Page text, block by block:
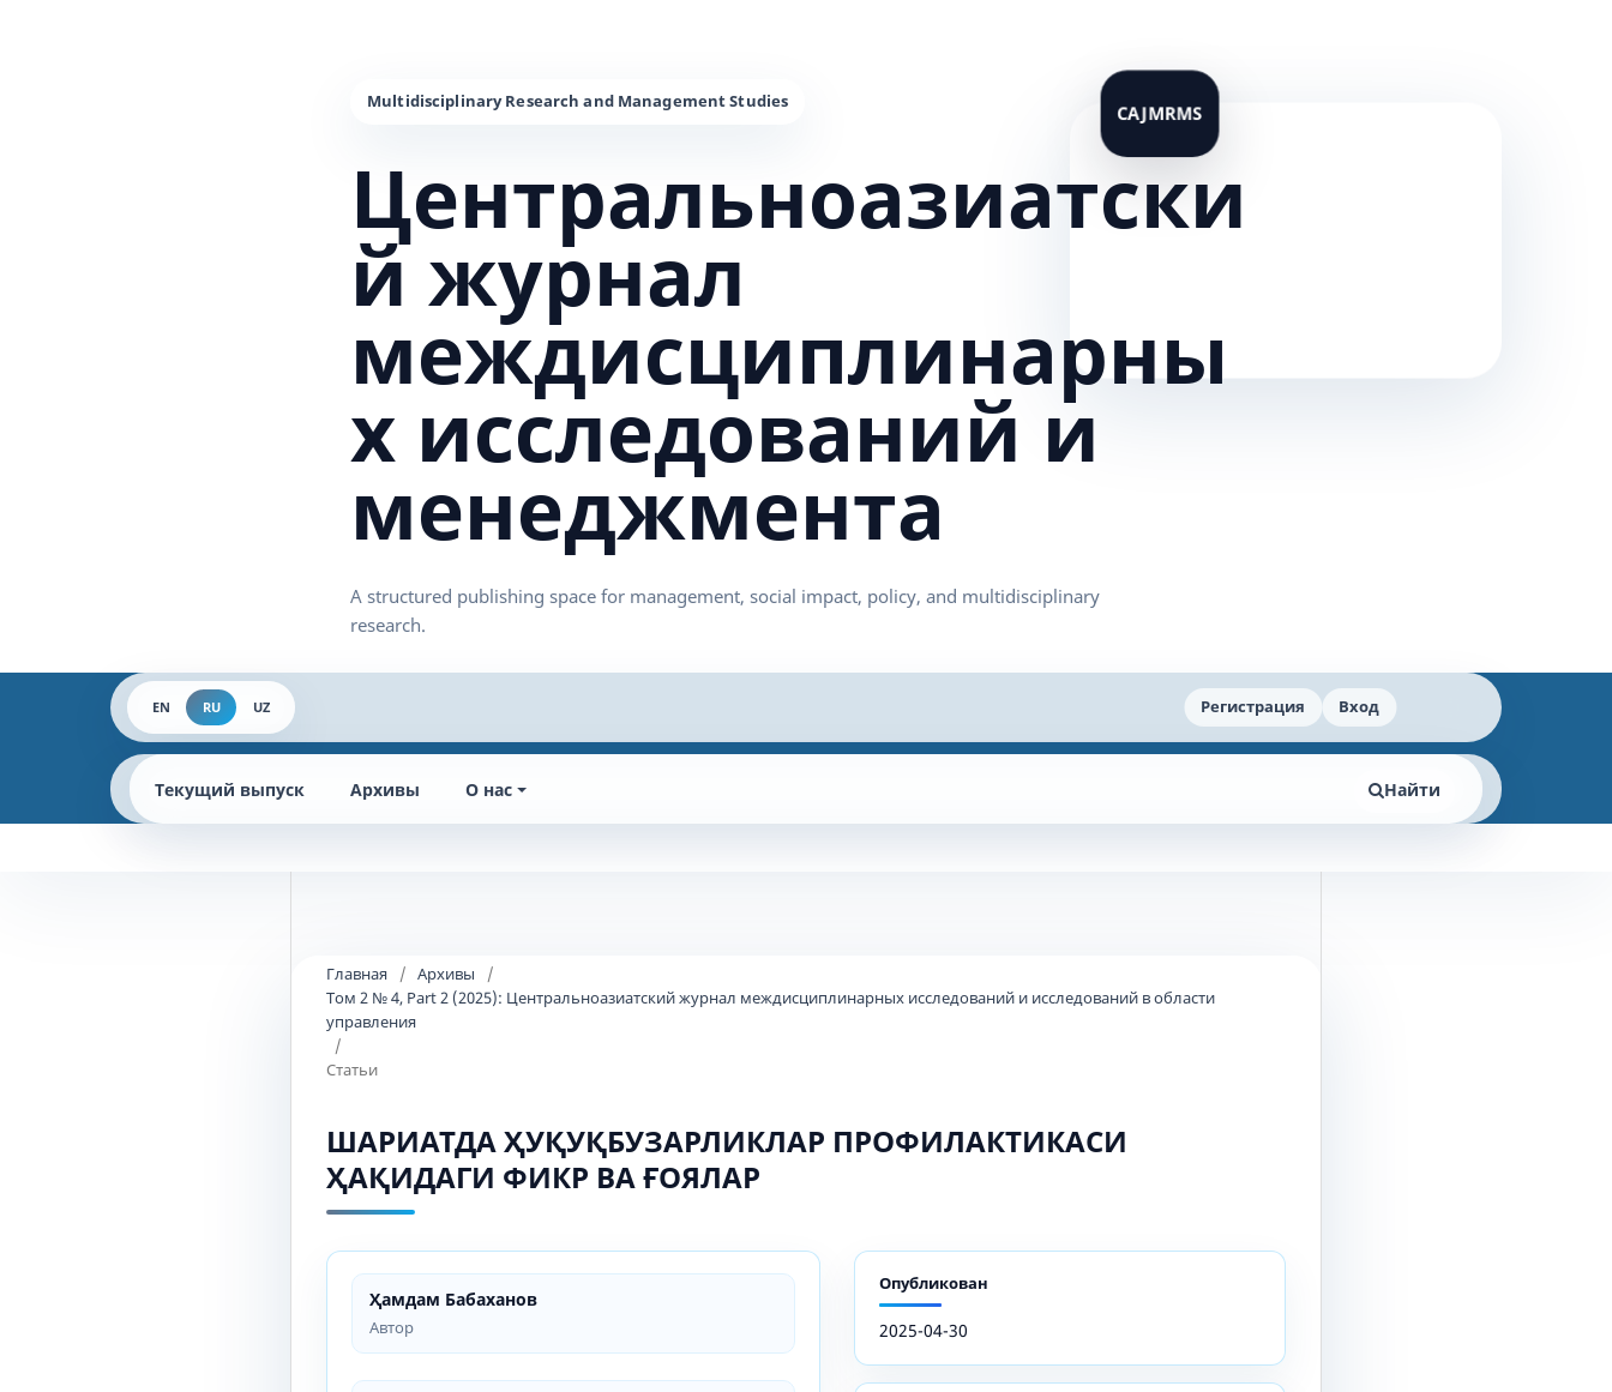
Центральноазиатски
й журнал
междисциплинарны
х исследований и
менеджмента
EN RU UZ Регистрация Вход
Текущий выпуск Архивы О нас Найти
Главная / Архивы
/
Том 2 № 4, Part 2 (2025): Центральноазиатский журнал междисциплинарных исследований и исследований в области
управления
/
Статьи
ШАРИАТДА ҲУҚУҚБУЗАРЛИКЛАР ПРОФИЛАКТИКАСИ
ҲАҚИДАГИ ФИКР ВА ҒОЯЛАР
Ҳамдам Бабаханов
Автор
Опубликован
2025-04-30